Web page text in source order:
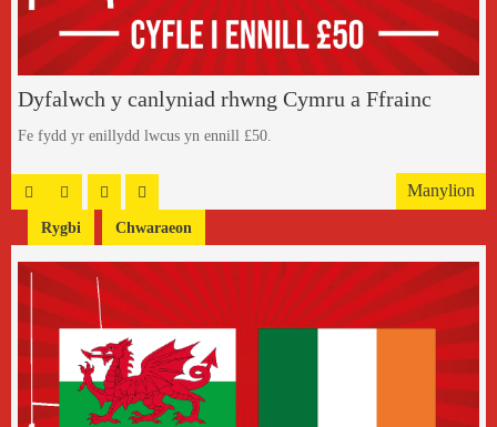
Dyfalwch y canlyniad rhwng Cymru a Ffrainc
Fe fydd yr enillydd lwcus yn ennill £50.
Manylion
Rygbi Chwaraeon